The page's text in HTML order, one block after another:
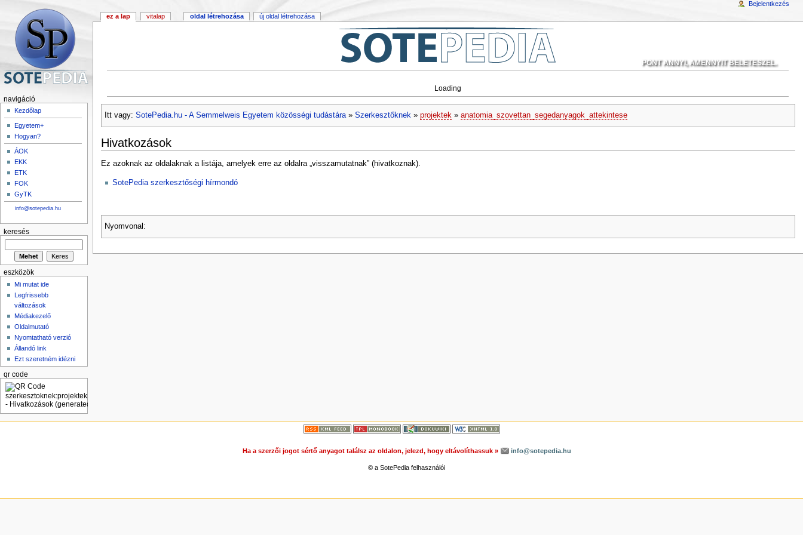
PONT ANNYI, AMENNYIT BELETESZEL.
Loading
Itt vagy: SotePedia.hu - A Semmelweis Egyetem közösségi tudástára» Szerkesztőknek» projektek» anatomia_szovettan_segedanyagok_attekintese
Hivatkozások
Ez azoknak az oldalaknak a listája, amelyek erre az oldalra „visszamutatnak” (hivatkoznak).
SotePedia szerkesztőségi hírmondó
Nyomvonal:
ez a lap vitalap oldal létrehozása új oldal létrehozása
Bejelentkezés
navigáció
Kezdőlap
Egyetem+
Hogyan?
ÁOK
EKK
ETK
FOK
GyTK
info@sotepedia.hu
keresés
eszközök
Mi mutat ide
Legfrissebb
változások
Médiakezelő
Oldalmutató
Nyomtatható verzió
Állandó link
Ezt szeretném idézni
qr code
Ha a szerzői jogot sértő anyagot találsz az oldalon, jelezd, hogy eltávolíthassuk » info@sotepedia.hu
© a SotePedia felhasználói